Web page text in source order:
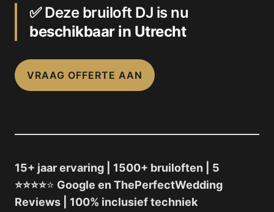
✅Deze bruiloft DJ is nu
beschikbaar in Utrecht
VRAAG OFFERTE AAN
15+ jaar ervaring | 1500+ bruiloften | 5
⭐⭐⭐⭐⭐ Google en ThePerfectWedding
Reviews | 100% inclusief techniek